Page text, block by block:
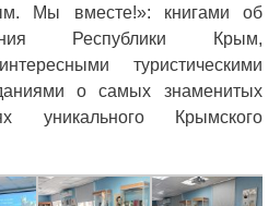
Мы вместе!»: книгами об
Республики Крым,
туристическими
о самых знаменитых
уникального Крымского